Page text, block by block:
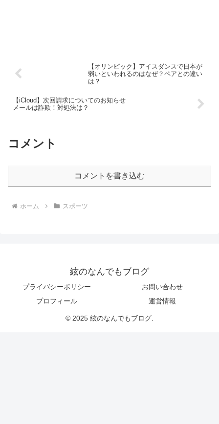
【オリンピック】アイスダンスで日本が
弱いといわれるのはなぜ？ペアとの違い
は？
【iCloud】次回請求についてのお知らせ
メールは詐欺！対処法は？
コメント
コメントを書き込む
ホーム スポーツ
絃のなんでもブログ
プライバシーポリシー
お問い合わせ
プロフィール
運営情報
© 2025 絃のなんでもブログ.